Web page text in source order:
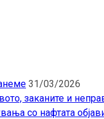
31/03/2026
заканите и
со нафтата